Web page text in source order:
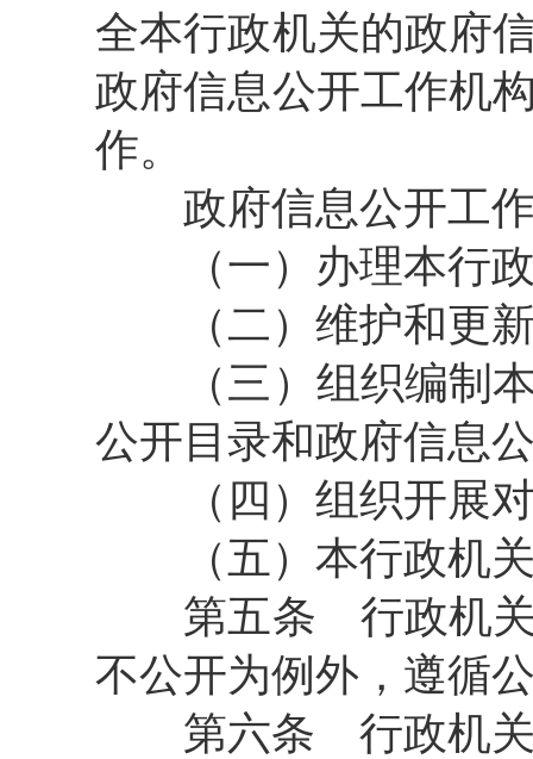
全本行政机关的政府
政府信息公开工作机
作。
政府信息公开工作
（一）办理本行政
（二）维护和更新
（三）组织编制本
公开目录和政府信息
（四）组织开展对
（五）本行政机关
第五条 行政机
不公开为例外，遵循
第六条 行政机关